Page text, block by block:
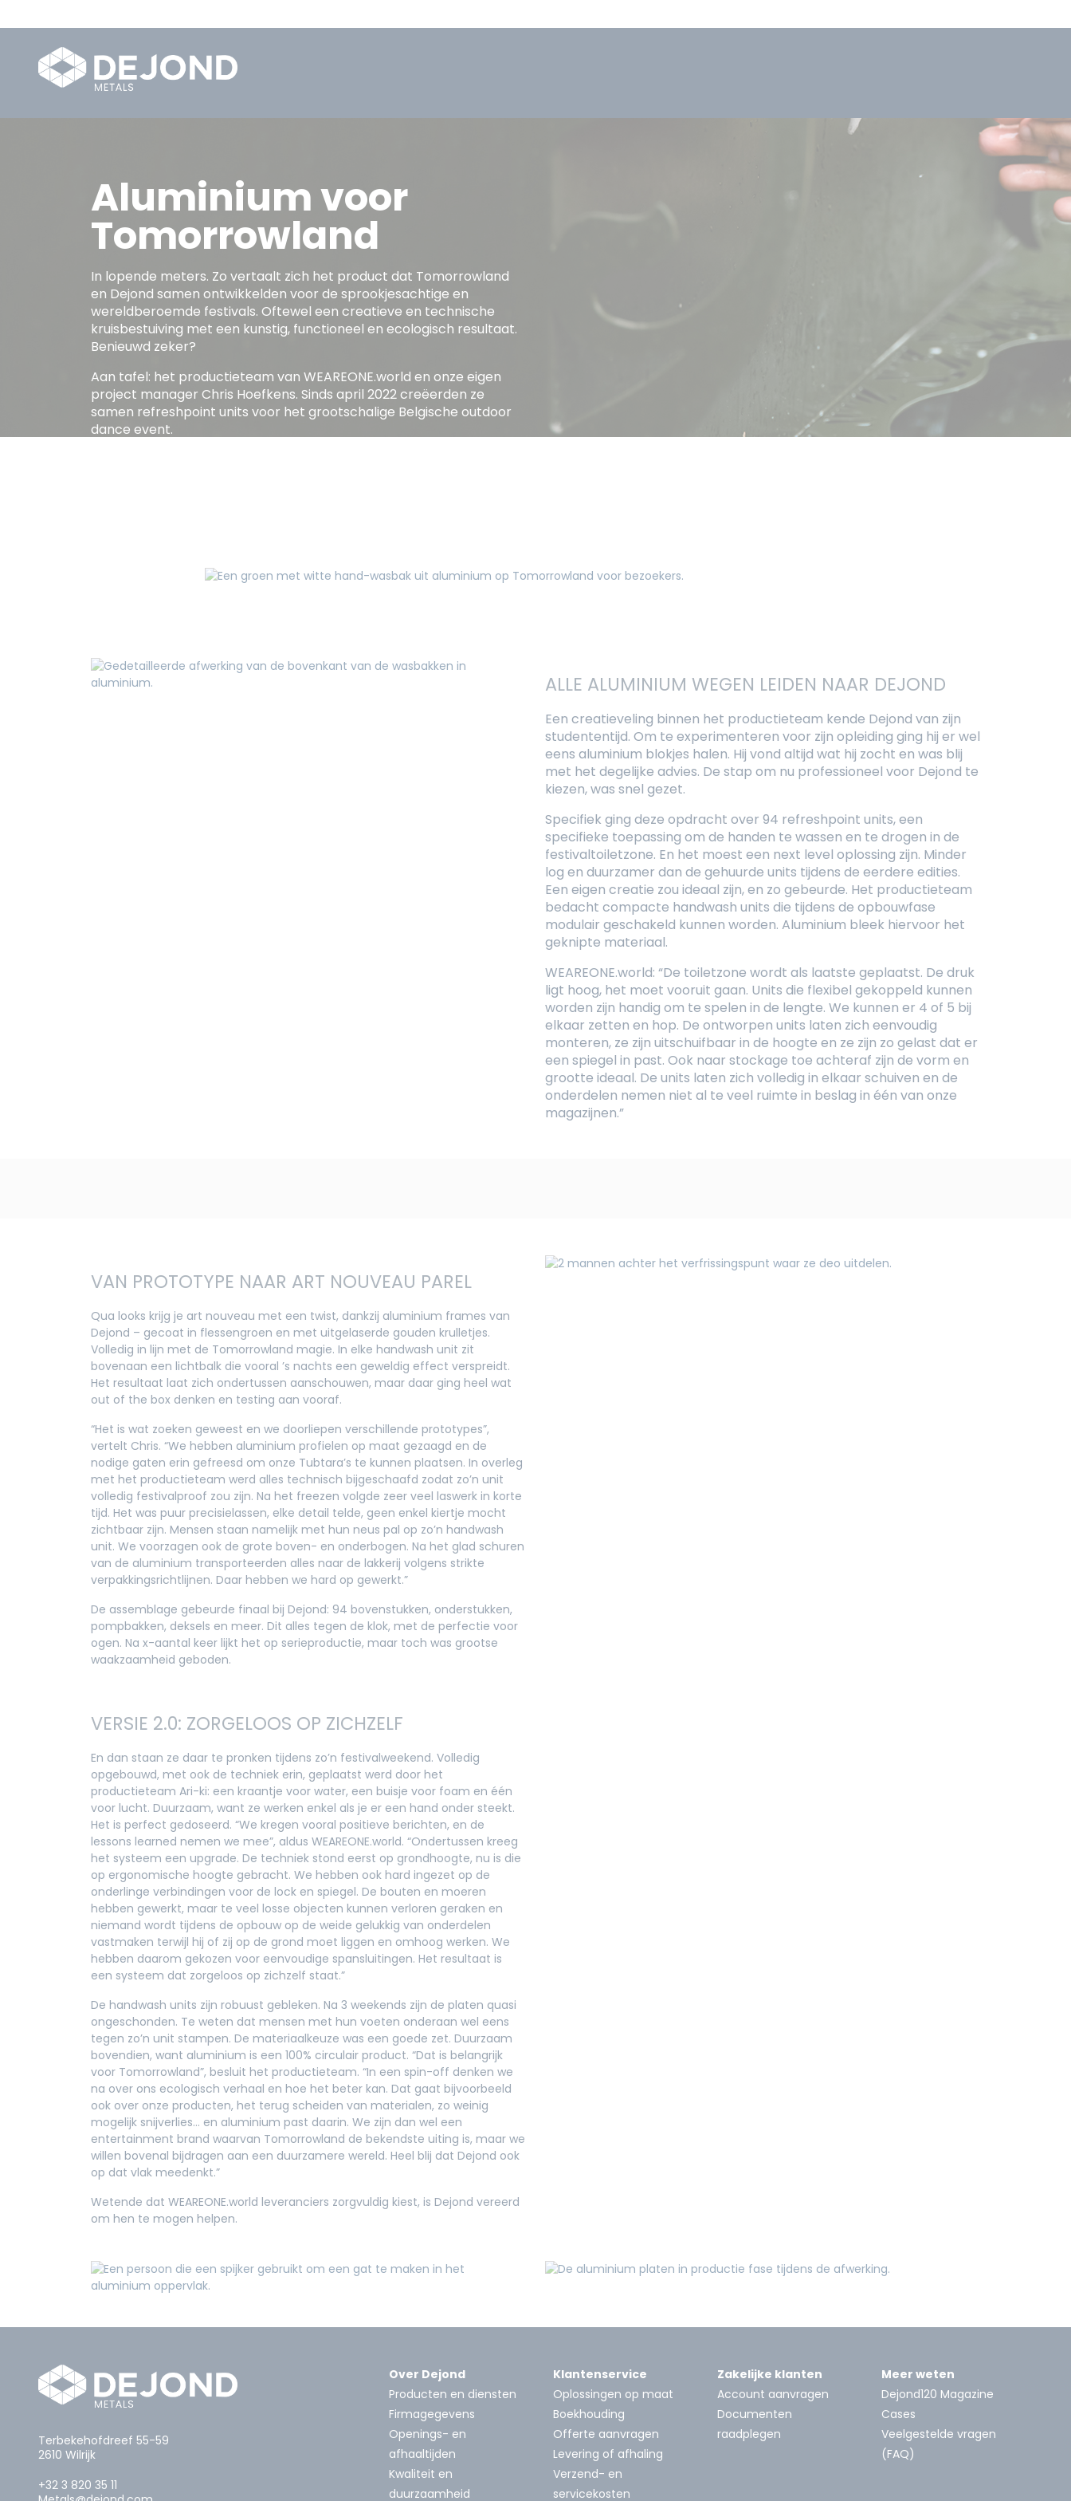
Aluminium voor
Tomorrowland
In lopende meters. Zo vertaalt zich het product dat Tomorrowland
en Dejond samen ontwikkelden voor de sprookjesachtige en
wereldberoemde festivals. Oftewel een creatieve en technische
kruisbestuiving met een kunstig, functioneel en ecologisch resultaat.
Benieuwd zeker?
Aan tafel: het productieteam van WEAREONE.world en onze eigen
project manager Chris Hoefkens. Sinds april 2022 creëerden ze
samen refreshpoint units voor het grootschalige Belgische outdoor
dance event.
ALLE ALUMINIUM WEGEN LEIDEN NAAR DEJOND
Een creatieveling binnen het productieteam kende Dejond van zijn
studententijd. Om te experimenteren voor zijn opleiding ging hij er wel
eens aluminium blokjes halen. Hij vond altijd wat hij zocht en was blij
met het degelijke advies. De stap om nu professioneel voor Dejond te
kiezen, was snel gezet.
Specifiek ging deze opdracht over 94 refreshpoint units, een
specifieke toepassing om de handen te wassen en te drogen in de
festivaltoiletzone. En het moest een next level oplossing zijn. Minder
log en duurzamer dan de gehuurde units tijdens de eerdere edities.
Een eigen creatie zou ideaal zijn, en zo gebeurde. Het productieteam
bedacht compacte handwash units die tijdens de opbouwfase
modulair geschakeld kunnen worden. Aluminium bleek hiervoor het
geknipte materiaal.
WEAREONE.world: “De toiletzone wordt als laatste geplaatst. De druk
ligt hoog, het moet vooruit gaan. Units die flexibel gekoppeld kunnen
worden zijn handig om te spelen in de lengte. We kunnen er 4 of 5 bij
elkaar zetten en hop. De ontworpen units laten zich eenvoudig
monteren, ze zijn uitschuifbaar in de hoogte en ze zijn zo gelast dat er
een spiegel in past. Ook naar stockage toe achteraf zijn de vorm en
grootte ideaal. De units laten zich volledig in elkaar schuiven en de
onderdelen nemen niet al te veel ruimte in beslag in één van onze
magazijnen.”
VAN PROTOTYPE NAAR ART NOUVEAU PAREL
Qua looks krijg je art nouveau met een twist, dankzij aluminium frames van
Dejond – gecoat in flessengroen en met uitgelaserde gouden krulletjes.
Volledig in lijn met de Tomorrowland magie. In elke handwash unit zit
bovenaan een lichtbalk die vooral ’s nachts een geweldig effect verspreidt.
Het resultaat laat zich ondertussen aanschouwen, maar daar ging heel wat
out of the box denken en testing aan vooraf.
“Het is wat zoeken geweest en we doorliepen verschillende prototypes”,
vertelt Chris. “We hebben aluminium profielen op maat gezaagd en de
nodige gaten erin gefreesd om onze Tubtara’s te kunnen plaatsen. In overleg
met het productieteam werd alles technisch bijgeschaafd zodat zo’n unit
volledig festivalproof zou zijn. Na het freezen volgde zeer veel laswerk in korte
tijd. Het was puur precisielassen, elke detail telde, geen enkel kiertje mocht
zichtbaar zijn. Mensen staan namelijk met hun neus pal op zo’n handwash
unit. We voorzagen ook de grote boven- en onderbogen. Na het glad schuren
van de aluminium transporteerden alles naar de lakkerij volgens strikte
verpakkingsrichtlijnen. Daar hebben we hard op gewerkt.”
De assemblage gebeurde finaal bij Dejond: 94 bovenstukken, onderstukken,
pompbakken, deksels en meer. Dit alles tegen de klok, met de perfectie voor
ogen. Na x-aantal keer lijkt het op serieproductie, maar toch was grootse
waakzaamheid geboden.
VERSIE 2.0: ZORGELOOS OP ZICHZELF
En dan staan ze daar te pronken tijdens zo’n festivalweekend. Volledig
opgebouwd, met ook de techniek erin, geplaatst werd door het
productieteam Ari-ki: een kraantje voor water, een buisje voor foam en één
voor lucht. Duurzaam, want ze werken enkel als je er een hand onder steekt.
Het is perfect gedoseerd. “We kregen vooral positieve berichten, en de
lessons learned nemen we mee”, aldus WEAREONE.world. “Ondertussen kreeg
het systeem een upgrade. De techniek stond eerst op grondhoogte, nu is die
op ergonomische hoogte gebracht. We hebben ook hard ingezet op de
onderlinge verbindingen voor de lock en spiegel. De bouten en moeren
hebben gewerkt, maar te veel losse objecten kunnen verloren geraken en
niemand wordt tijdens de opbouw op de weide gelukkig van onderdelen
vastmaken terwijl hij of zij op de grond moet liggen en omhoog werken. We
hebben daarom gekozen voor eenvoudige spansluitingen. Het resultaat is
een systeem dat zorgeloos op zichzelf staat.”
De handwash units zijn robuust gebleken. Na 3 weekends zijn de platen quasi
ongeschonden. Te weten dat mensen met hun voeten onderaan wel eens
tegen zo’n unit stampen. De materiaalkeuze was een goede zet. Duurzaam
bovendien, want aluminium is een 100% circulair product. “Dat is belangrijk
voor Tomorrowland”, besluit het productieteam. “In een spin-off denken we
na over ons ecologisch verhaal en hoe het beter kan. Dat gaat bijvoorbeeld
ook over onze producten, het terug scheiden van materialen, zo weinig
mogelijk snijverlies… en aluminium past daarin. We zijn dan wel een
entertainment brand waarvan Tomorrowland de bekendste uiting is, maar we
willen bovenal bijdragen aan een duurzamere wereld. Heel blij dat Dejond ook
op dat vlak meedenkt.”
Wetende dat WEAREONE.world leveranciers zorgvuldig kiest, is Dejond vereerd
om hen te mogen helpen.
Terbekehofdreef 55-59
2610 Wilrijk
+32 3 820 35 11
Over Dejond
Producten en diensten
Firmagegevens
Openings- en
afhaaltijden
Kwaliteit en
duurzaamheid
Klantenservice
Oplossingen op maat
Boekhouding
Offerte aanvragen
Levering of afhaling
Verzend- en
servicekosten
Zakelijke klanten
Account aanvragen
Documenten
raadplegen
Meer weten
Dejond120 Magazine
Cases
Veelgestelde vragen
(FAQ)